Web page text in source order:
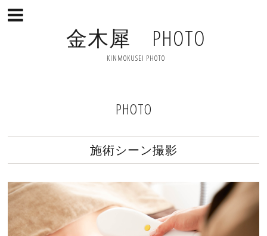
金木犀 PHOTO
KINMOKUSEI PHOTO
PHOTO
施術シーン撮影